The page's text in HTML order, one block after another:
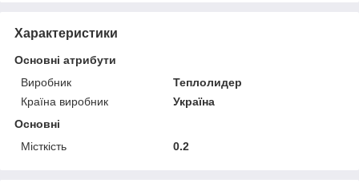
Характеристики
Основні атрибути
Виробник
Теплолидер
Країна виробник
Україна
Основні
Місткість
0.2